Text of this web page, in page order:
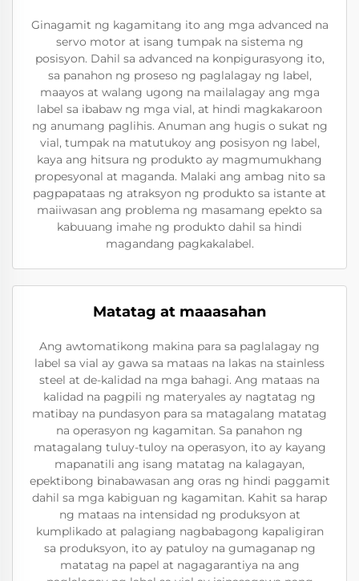
Ginagamit ng kagamitang ito ang mga advanced na
servo motor at isang tumpak na sistema ng
posisyon. Dahil sa advanced na konpigurasyong ito,
sa panahon ng proseso ng paglalagay ng label,
maayos at walang ugong na mailalagay ang mga
label sa ibabaw ng mga vial, at hindi magkakaroon
ng anumang paglihis. Anuman ang hugis o sukat ng
vial, tumpak na matutukoy ang posisyon ng label,
kaya ang hitsura ng produkto ay magmumukhang
propesyonal at maganda. Malaki ang ambag nito sa
pagpapataas ng atraksyon ng produkto sa istante at
maiiwasan ang problema ng masamang epekto sa
kabuuang imahe ng produkto dahil sa hindi
magandang pagkakalabel.
Matatag at maaasahan
Ang awtomatikong makina para sa paglalagay ng
label sa vial ay gawa sa mataas na lakas na stainless
steel at de-kalidad na mga bahagi. Ang mataas na
kalidad na pagpili ng materyales ay nagtatag ng
matibay na pundasyon para sa matagalang matatag
na operasyon ng kagamitan. Sa panahon ng
matagalang tuluy-tuloy na operasyon, ito ay kayang
mapanatili ang isang matatag na kalagayan,
epektibong binabawasan ang oras ng hindi paggamit
dahil sa mga kabiguan ng kagamitan. Kahit sa harap
ng mataas na intensidad ng produksyon at
kumplikado at palagiang nagbabagong kapaligiran
sa produksyon, ito ay patuloy na gumaganap ng
matatag na papel at nagagarantiya na ang